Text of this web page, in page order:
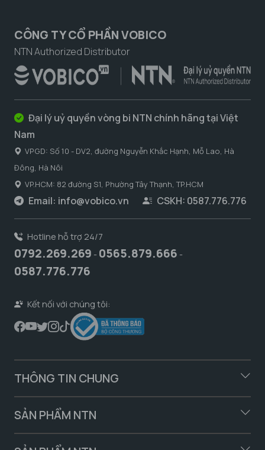
CÔNG TY CỔ PHẦN VOBICO
NTN Authorized Distributor
Đại lý uỷ quyền vòng bi NTN chính hãng tại Việt
Nam
VPGD: Số 10 - DV2, đường Nguyễn Khắc Hạnh, Mỗ Lao, Hà
Đông, Hà Nôi
VP.HCM: 82 đường S1, Phường Tây Thạnh, TP.HCM
Email: info@vobico.vn CSKH: 0587.776.776
Hotline hỗ trợ 24/7
0792.269.269 - 0565.879.666 -
0587.776.776
Kết nối với chúng tôi:
THÔNG TIN CHUNG
SẢN PHẨM NTN